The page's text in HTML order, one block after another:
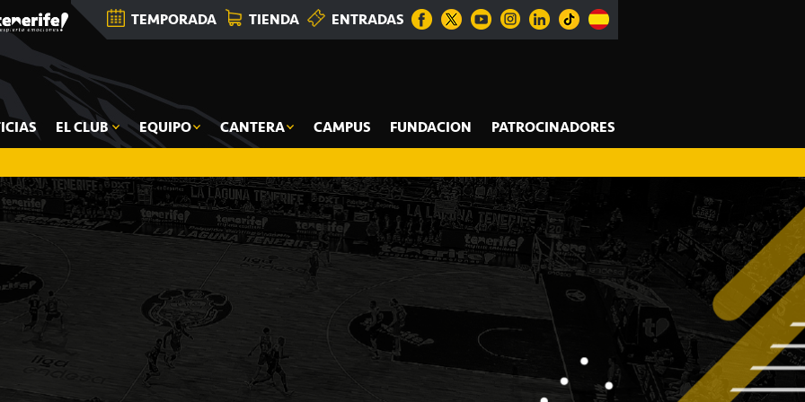
TEMPORADA TIENDA ENTRADAS
EL CLUB EQUIPO CANTERA CAMPUS FUNDACION PATROCINADORES